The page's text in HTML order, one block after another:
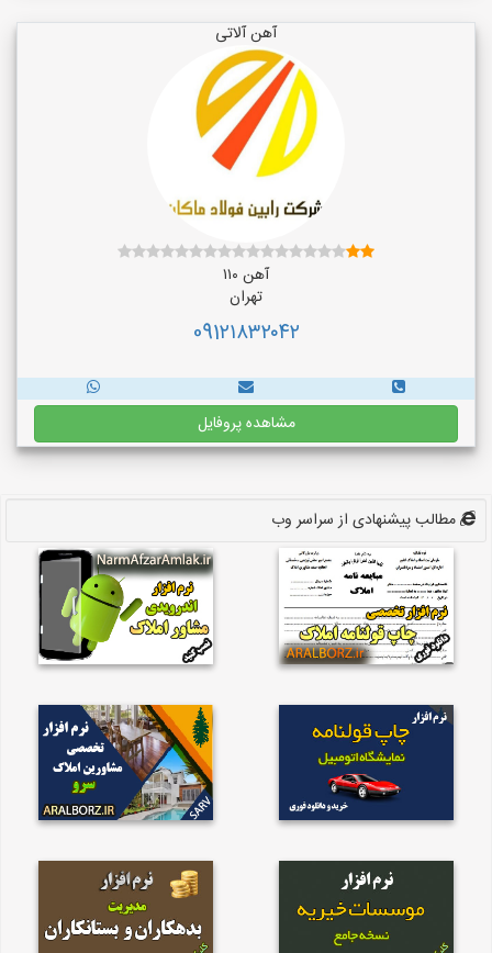
آهن آلاتی
آهن ۱۱۰
تهران
091۲۱۸۳۲۰۴۲
مشاهده پروفایل
مطالب پیشنهادی از سراسر وب